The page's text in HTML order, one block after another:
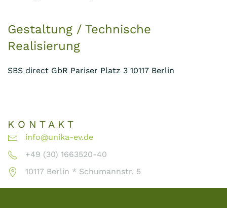
Gestaltung / Technische
Realisierung
SBS direct GbR Pariser Platz 3 10117 Berlin
K O N T A K T
info@unika-ev.de
+49 (30) 1663520-40
10117 Berlin * Schumannstr. 5